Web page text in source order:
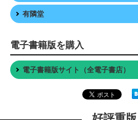
有隣堂
電子書籍版を購入
電子書籍版サイト（全電子書店）